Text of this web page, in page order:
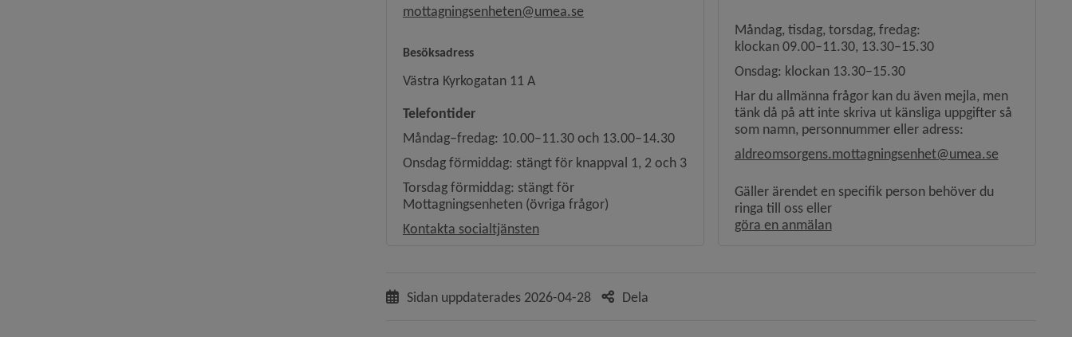
mottagningsenheten@umea.se
Besöksadress
Västra Kyrkogatan 11 A
Telefontider
Måndag–fredag: 10.00–11.30 och 13.00–14.30
Onsdag förmiddag: stängt för knappval 1, 2 och 3
Torsdag förmiddag: stängt för
Mottagningsenheten (övriga frågor)
Kontakta socialtjänsten
Måndag, tisdag, torsdag, fredag:
klockan 09.00–11.30, 13.30–15.30
Onsdag: klockan 13.30–15.30
Har du allmänna frågor kan du även mejla, men
tänk då på att inte skriva ut känsliga uppgifter så
som namn, personnummer eller adress:
aldreomsorgens.mottagningsenhet@umea.se
Gäller ärendet en specifik person behöver du
ringa till oss eller
göra en anmälanLänk till annan webbplats, öppnas i nytt
Sidan uppdaterades 2026-04-28 Dela